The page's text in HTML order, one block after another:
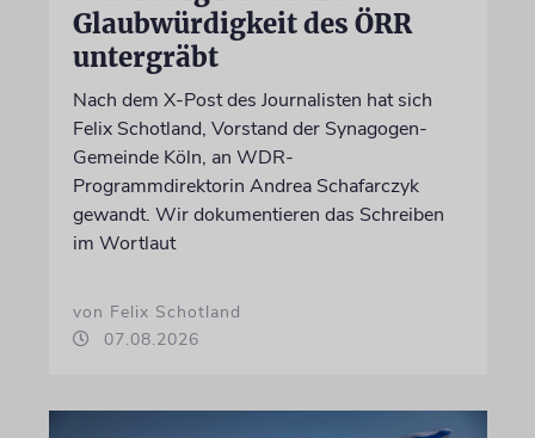
Glaubwürdigkeit des ÖRR
untergräbt
Nach dem X-Post des Journalisten hat sich
Felix Schotland, Vorstand der Synagogen-
Gemeinde Köln, an WDR-
Programmdirektorin Andrea Schafarczyk
gewandt. Wir dokumentieren das Schreiben
im Wortlaut
von Felix Schotland
07.08.2026